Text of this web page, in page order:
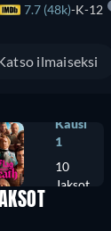
7.7 (48k) K-12
ilmaiseksi
Kausi
1
10
Jaksot